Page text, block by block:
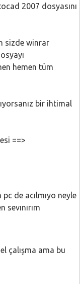
2007 dosyasını
sizde winrar
hemen tüm
bir ihtimal
==>
pc de acılmıyo neyle
sevınırım
çalışma ama bu